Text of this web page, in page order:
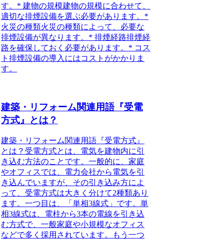
す。* 建物の規模建物の規模に合わせて、
適切な排煙設備を選ぶ必要があります。*
火災の種類火災の種類によって、必要な
排煙設備が異なります。* 排煙経路排煙経
路を確保しておく必要があります。* コス
ト排煙設備の導入にはコストがかかりま
す。
建築・リフォーム関連用語『受電
方式』とは？
建築・リフォーム関連用語『受電方式』
とは？受電方式とは、電気を建物内に引
き込む方法のことです。一般的に、家庭
やオフィスでは、電力会社から電気を引
き込んでいますが、その引き込み方によ
って、受電方式は大きく分けて2種類あり
ます。一つ目は、「単相3線式」です。単
相3線式は、電柱から3本の電線を引き込
む方式で、一般家庭や小規模なオフィス
などで多く採用されています。もう一つ